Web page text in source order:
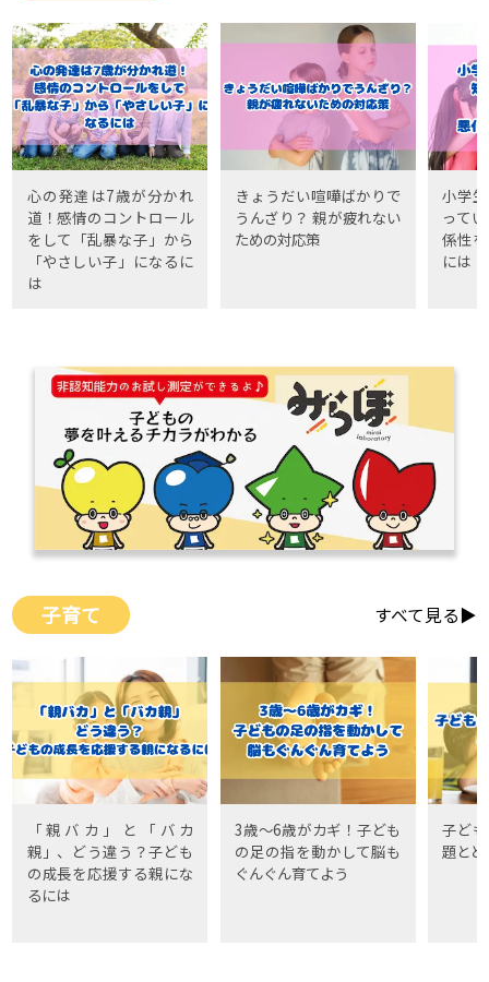
心の発達は7歳が分かれ
道！感情のコントロール
をして「乱暴な子」から
「やさしい子」になるに
は
きょうだい喧嘩ばかりで
うんざり？ 親が疲れない
ための対応策
小学
って
係性
には
子育て すべて見る▶
「親バカ」と「バカ
親」、どう違う？子ども
の成長を応援する親にな
るには
3歳〜6歳がカギ！子ども
の足の指を動かして脳も
ぐんぐん育てよう
子ど
題と